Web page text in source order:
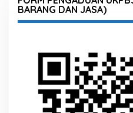
BARANG DAN JASA)